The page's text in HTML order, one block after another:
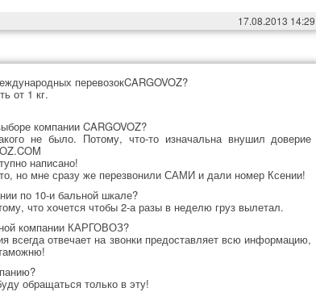
17.08.2013 14:29
перевозокCARGOVOZ?
от 1 кг.
компании CARGOVOZ?
не было. Потому, что-то изначальна внушил доверие
написано!
но мне сразу же перезвонили САМИ и дали номер Ксении!
по 10-и бальной шкале?
что хочется чтобы 2-а разы в неделю груз вылетал.
компании КАРГОВОЗ?
всегда отвечает на звонки предоставляет всю информацию,
обращаться только в эту!